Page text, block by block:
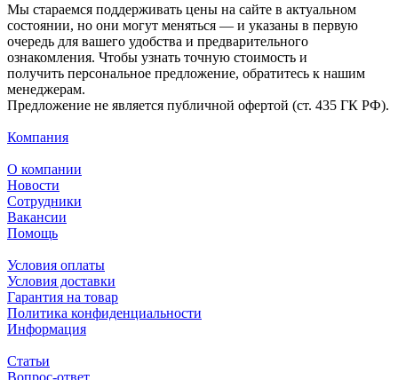
Мы стараемся поддерживать цены на сайте в актуальном
состоянии, но они могут меняться — и указаны в первую
очередь для вашего удобства и предварительного
ознакомления. Чтобы узнать точную стоимость и
получить персональное предложение, обратитесь к нашим
менеджерам.
Предложение не является публичной офертой (ст. 435 ГК РФ).
Компания
О компании
Новости
Сотрудники
Вакансии
Помощь
Условия оплаты
Условия доставки
Гарантия на товар
Политика конфиденциальности
Информация
Статьи